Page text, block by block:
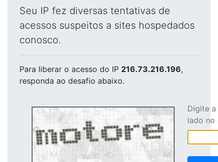
Seu IP fez diversas tentativas de
acessos suspeitos a sites hospedados
conosco.
Para liberar o acesso do IP 216.73.216.196,
responda ao desafio abaixo.
Digite
lado no